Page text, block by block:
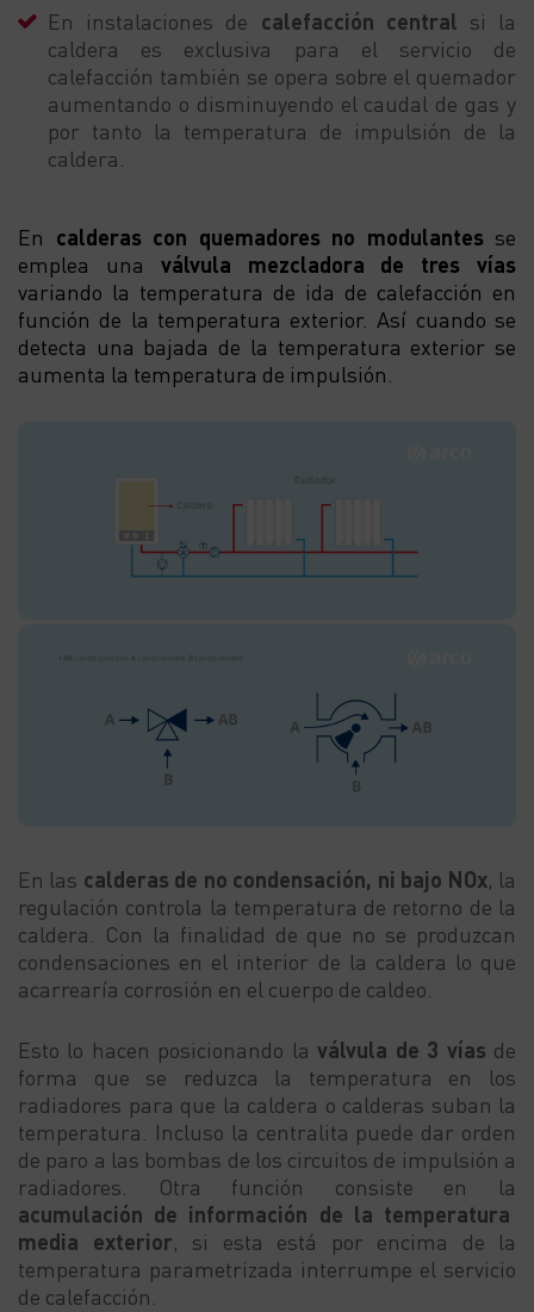
En instalaciones de calefacción central si la
caldera es exclusiva para el servicio de
calefacción también se opera sobre el quemador
aumentando o disminuyendo el caudal de gas y
por tanto la temperatura de impulsión de la
caldera.
En calderas con quemadores no modulantes se
emplea una válvula mezcladora de tres vías
variando la temperatura de ida de calefacción en
función de la temperatura exterior. Así cuando se
detecta una bajada de la temperatura exterior se
aumenta la temperatura de impulsión.
En las calderas de no condensación, ni bajo NOx, la
regulación controla la temperatura de retorno de la
caldera. Con la finalidad de que no se produzcan
condensaciones en el interior de la caldera lo que
acarrearía corrosión en el cuerpo de caldeo.
Esto lo hacen posicionando laválvula de 3 vías de
forma que se reduzca la temperatura en los
radiadores para que la caldera o calderas suban la
temperatura. Incluso la centralita puede dar orden
de paro a las bombas de los circuitos de impulsión a
radiadores. Otra función consiste en la
acumulación de información de la temperatura
media exterior, si esta está por encima de la
temperatura parametrizada interrumpe el servicio
de calefacción.